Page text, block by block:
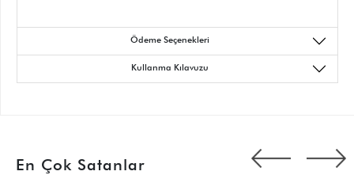
Ödeme Seçenekleri
Kullanma Kılavuzu
En Çok Satanlar